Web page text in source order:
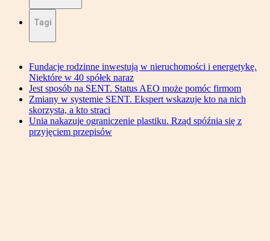
Tagi
Fundacje rodzinne inwestują w nieruchomości i energetykę.
Niektóre w 40 spółek naraz
Jest sposób na SENT. Status AEO może pomóc firmom
Zmiany w systemie SENT. Ekspert wskazuje kto na nich
skorzysta, a kto straci
Unia nakazuje ograniczenie plastiku. Rząd spóźnia się z
przyjęciem przepisów